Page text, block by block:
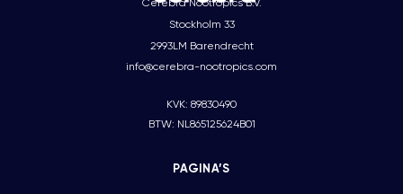
Cerebra Nootropics B.V.
Stockholm 33
2993LM Barendrecht
info@cerebra-nootropics.com
KVK: 89830490
BTW: NL865125624B01
PAGINA’S